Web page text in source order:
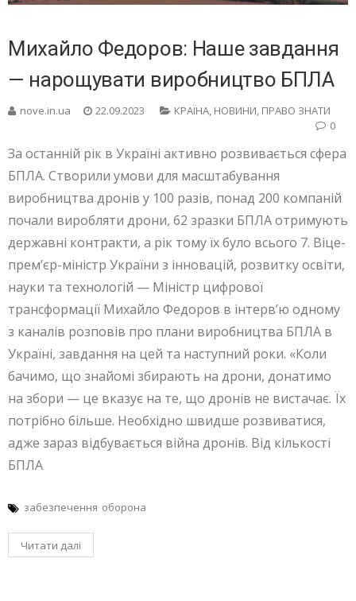
Михайло Федоров: Наше завдання
— нарощувати виробництво БПЛА
nove.in.ua 22.09.2023 КРАЇНА, НОВИНИ, ПРАВО ЗНАТИ
0
За останній рік в Україні активно розвивається сфера
БПЛА. Створили умови для масштабування
виробництва дронів у 100 разів, понад 200 компаній
почали виробляти дрони, 62 зразки БПЛА отримують
державні контракти, а рік тому їх було всього 7. Віце-
прем’єр-міністр України з інновацій, розвитку освіти,
науки та технологій — Міністр цифрової
трансформації Михайло Федоров в інтерв’ю одному
з каналів розповів про плани виробництва БПЛА в
Україні, завдання на цей та наступний роки. «Коли
бачимо, що знайомі збирають на дрони, донатимо
на збори — це вказує на те, що дронів не вистачає. Їх
потрібно більше. Необхідно швидше розвиватися,
адже зараз відбувається війна дронів. Від кількості
БПЛА
забезпечення оборона
Читати далі